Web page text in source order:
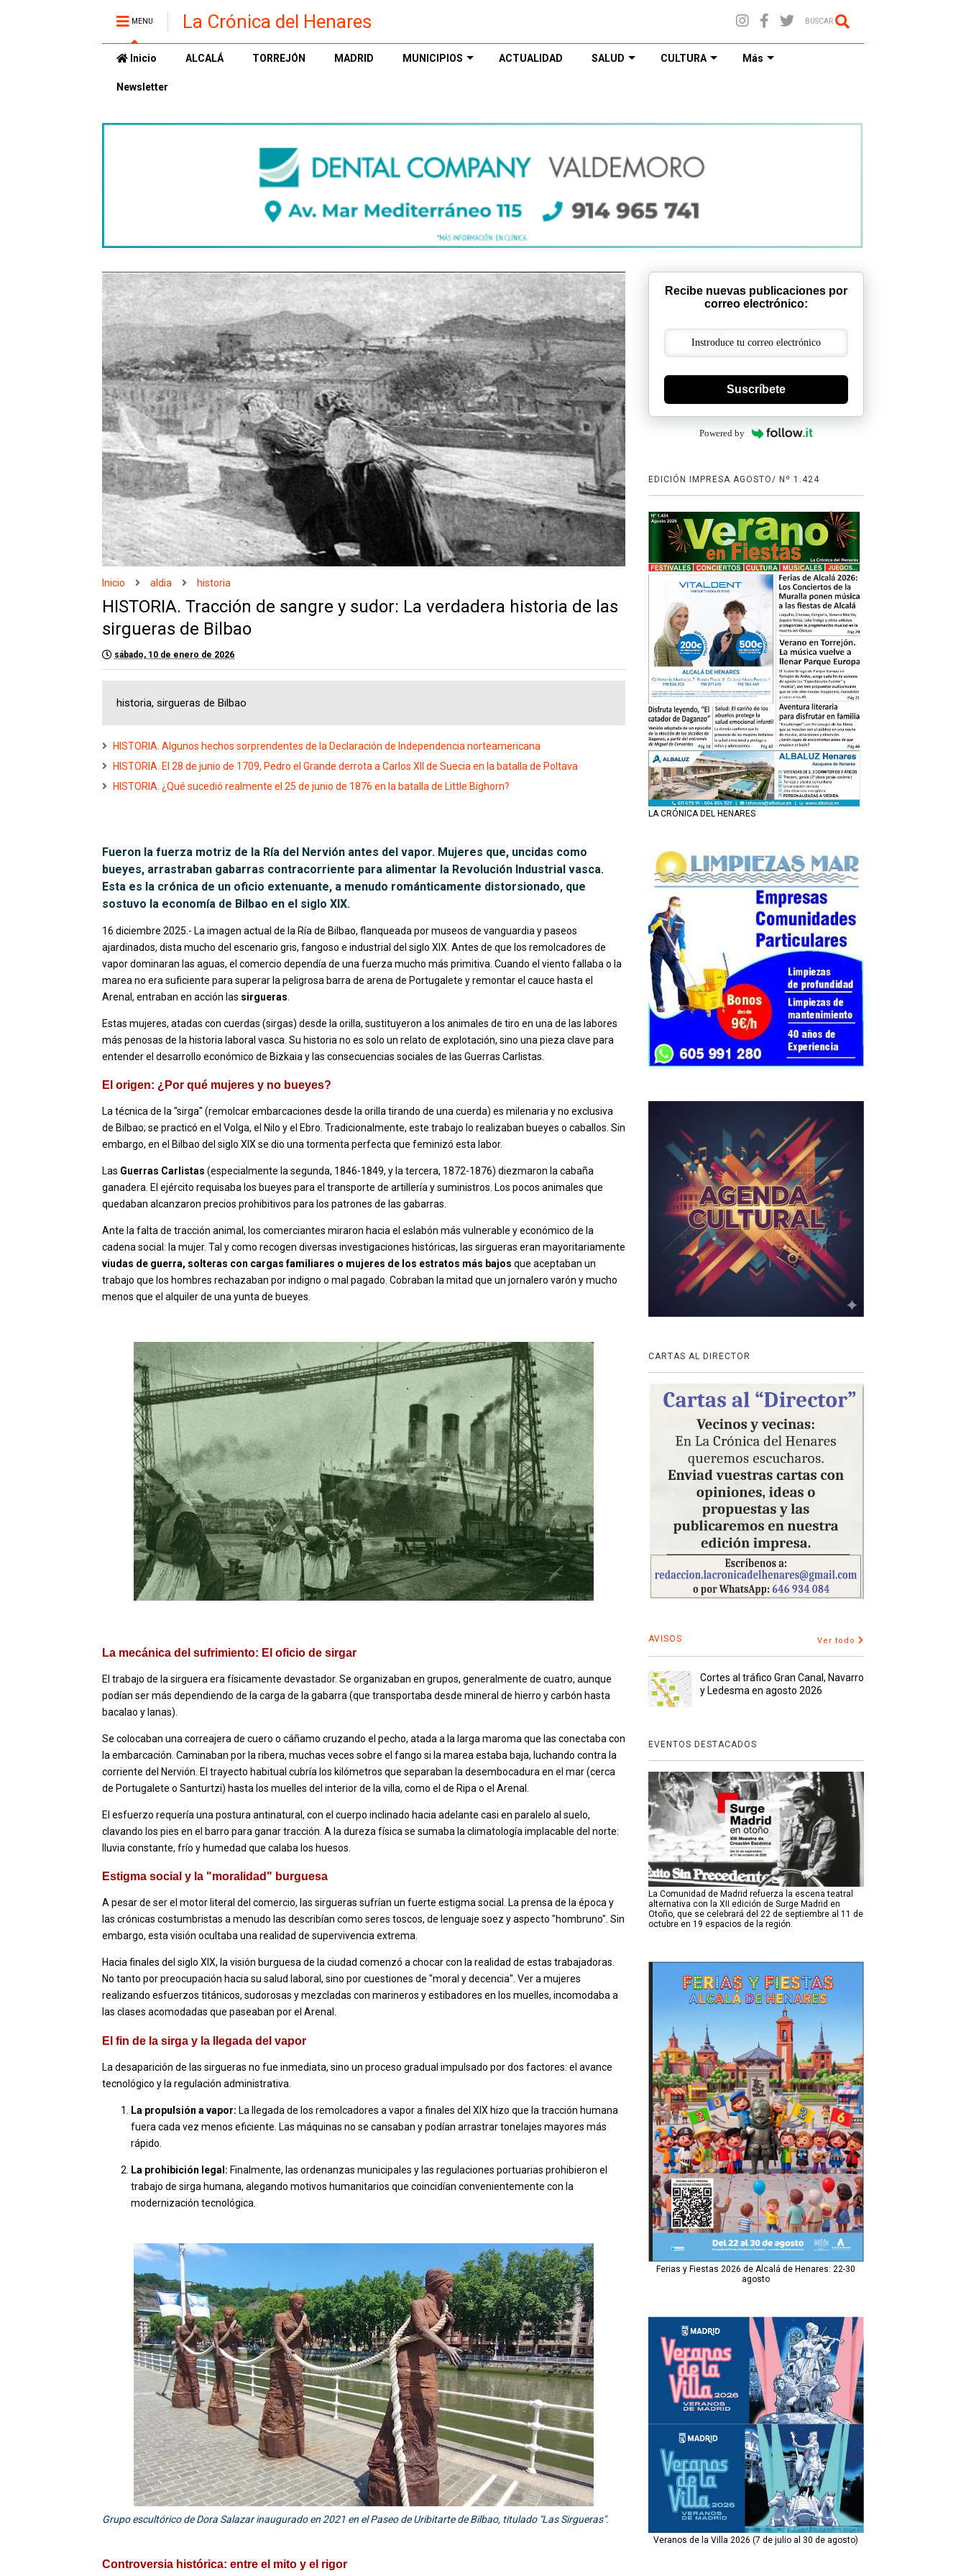
MENU La Crónica del Henares BUSCAR
Inicio ALCALÁ TORREJÓN MADRID MUNICIPIOS ACTUALIDAD SALUD CULTURA Más
Newsletter
Inicio aldia historia
HISTORIA. Tracción de sangre y sudor: La verdadera historia de las
sirgueras de Bilbao
sábado, 10 de enero de 2026
historia, sirgueras de Bilbao
HISTORIA. Algunos hechos sorprendentes de la Declaración de Independencia norteamericana
HISTORIA. El 28 de junio de 1709, Pedro el Grande derrota a Carlos XII de Suecia en la batalla de Poltava
HISTORIA. ¿Qué sucedió realmente el 25 de junio de 1876 en la batalla de Little Bighorn?
Fueron la fuerza motriz de la Ría del Nervión antes del vapor. Mujeres que, uncidas como
bueyes, arrastraban gabarras contracorriente para alimentar la Revolución Industrial vasca.
Esta es la crónica de un oficio extenuante, a menudo románticamente distorsionado, que
sostuvo la economía de Bilbao en el siglo XIX.
16 diciembre 2025.- La imagen actual de la Ría de Bilbao, flanqueada por museos de vanguardia y paseos
ajardinados, dista mucho del escenario gris, fangoso e industrial del siglo XIX. Antes de que los remolcadores de
vapor dominaran las aguas, el comercio dependía de una fuerza mucho más primitiva. Cuando el viento fallaba o la
marea no era suficiente para superar la peligrosa barra de arena de Portugalete y remontar el cauce hasta el
Arenal, entraban en acción las sirgueras
Estas mujeres, atadas con cuerdas (sirgas) desde la orilla, sustituyeron a los animales de tiro en una de las labores
más penosas de la historia laboral vasca. Su historia no es solo un relato de explotación, sino una pieza clave para
entender el desarrollo económico de Bizkaia y las consecuencias sociales de las Guerras Carlistas.
El origen: ¿Por qué mujeres y no bueyes?
La técnica de la "sirga" (remolcar embarcaciones desde la orilla tirando de una cuerda) es milenaria y no exclusiva
de Bilbao; se practicó en el Volga, el Nilo y el Ebro. Tradicionalmente, este trabajo lo realizaban bueyes o caballos. Sin
embargo, en el Bilbao del siglo XIX se dio una tormenta perfecta que feminizó esta labor.
Las Guerras Carlistas (especialmente la segunda, 1846-1849, y la tercera, 1872-1876) diezmaron la cabaña
ganadera. El ejército requisaba los bueyes para el transporte de artillería y suministros. Los pocos animales que
quedaban alcanzaron precios prohibitivos para los patrones de las gabarras.
Ante la falta de tracción animal, los comerciantes miraron hacia el eslabón más vulnerable y económico de la
cadena social: la mujer. Tal y como recogen diversas investigaciones históricas, las sirgueras eran mayoritariamente
viudas de guerra, solteras con cargas familiares o mujeres de los estratos más bajos que aceptaban un
trabajo que los hombres rechazaban por indigno o mal pagado. Cobraban la mitad que un jornalero varón y mucho
menos que el alquiler de una yunta de bueyes.
La mecánica del sufrimiento: El oficio de sirgar
El trabajo de la sirguera era físicamente devastador. Se organizaban en grupos, generalmente de cuatro, aunque
podían ser más dependiendo de la carga de la gabarra (que transportaba desde mineral de hierro y carbón hasta
bacalao y lanas).
Se colocaban una correajera de cuero o cáñamo cruzando el pecho, atada a la larga maroma que las conectaba con
la embarcación. Caminaban por la ribera, muchas veces sobre el fango si la marea estaba baja, luchando contra la
corriente del Nervión. El trayecto habitual cubría los kilómetros que separaban la desembocadura en el mar (cerca
de Portugalete o Santurtzi) hasta los muelles del interior de la villa, como el de Ripa o el Arenal.
El esfuerzo requería una postura antinatural, con el cuerpo inclinado hacia adelante casi en paralelo al suelo,
clavando los pies en el barro para ganar tracción. A la dureza física se sumaba la climatología implacable del norte:
lluvia constante, frío y humedad que calaba los huesos.
Estigma social y la "moralidad" burguesa
A pesar de ser el motor literal del comercio, las sirgueras sufrían un fuerte estigma social. La prensa de la época y
las crónicas costumbristas a menudo las describían como seres toscos, de lenguaje soez y aspecto "hombruno". Sin
embargo, esta visión ocultaba una realidad de supervivencia extrema.
Hacia finales del siglo XIX, la visión burguesa de la ciudad comenzó a chocar con la realidad de estas trabajadoras.
No tanto por preocupación hacia su salud laboral, sino por cuestiones de "moral y decencia". Ver a mujeres
realizando esfuerzos titánicos, sudorosas y mezcladas con marineros y estibadores en los muelles, incomodaba a
las clases acomodadas que paseaban por el Arenal.
El fin de la sirga y la llegada del vapor
La desaparición de las sirgueras no fue inmediata, sino un proceso gradual impulsado por dos factores: el avance
tecnológico y la regulación administrativa.
La propulsión a vapor: La llegada de los remolcadores a vapor a finales del XIX hizo que la tracción humana
fuera cada vez menos eficiente. Las máquinas no se cansaban y podían arrastrar tonelajes mayores más
rápido.
La prohibición legal: Finalmente, las ordenanzas municipales y las regulaciones portuarias prohibieron el
trabajo de sirga humana, alegando motivos humanitarios que coincidían convenientemente con la
modernización tecnológica.
Grupo escultórico de Dora Salazar inaugurado en 2021 en el Paseo de Uribitarte de Bilbao, titulado "Las Sirgueras".
Controversia histórica: entre el mito y el rigor
Recibe nuevas publicaciones por
correo electrónico:
Suscríbete
Powered by
EDICIÓN IMPRESA AGOSTO/ Nº 1.424
LA CRÓNICA DEL HENARES
CARTAS AL DIRECTOR
AVISOS Ver todo
Cortes al tráfico Gran Canal, Navarro
y Ledesma en agosto 2026
EVENTOS DESTACADOS
La Comunidad de Madrid refuerza la escena teatral
alternativa con la XII edición de Surge Madrid en
Otoño, que se celebrará del 22 de septiembre al 11 de
octubre en 19 espacios de la región.
Ferias y Fiestas 2026 de Alcalá de Henares: 22-30
agosto
Veranos de la Villa 2026 (7 de julio al 30 de agosto)